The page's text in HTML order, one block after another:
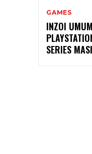
GAMES
INZOI
SERIES